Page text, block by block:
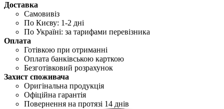
Доставка
Самовивіз
По Києву: 1-2 дні
По Україні: за тарифами перевізника
Оплата
Готівкою при отриманні
Оплата банківською карткою
Безготівковий розрахунок
Захист споживача
Оригінальна продукція
Офіційна гарантія
Повернення на протязі 14 днів